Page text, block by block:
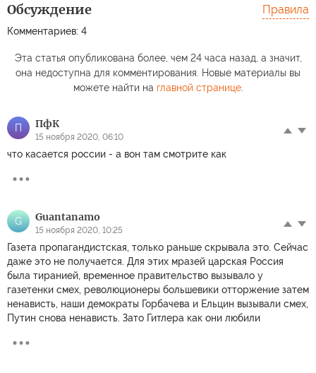
Обсуждение
Комментариев: 4
Правила
Эта статья опубликована более, чем 24 часа назад, а значит,
она недоступна для комментирования. Новые материалы вы
можете найти на главной странице.
П ПфК
15 ноября 2020, 06:10
что касается россии - а вон там смотрите как
G Guantanamо
15 ноября 2020, 10:25
Газета пропагандистская, только раньше скрывала это. Сейчас
даже это не получается. Для этих мразей царская Россия
была тиранией, временное правительство вызывало у
газетенки смех, революционеры большевики отторжение затем
ненависть, наши демократы Горбачева и Ельцин вызывали смех,
Путин снова ненависть. Зато Гитлера как они любили